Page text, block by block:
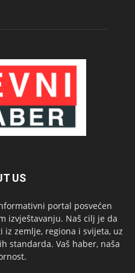
US
portal posvećen
izvještavanju. Naš cilj je da
zemlje, regiona i svijeta, uz
standarda. Vaš haber, naša